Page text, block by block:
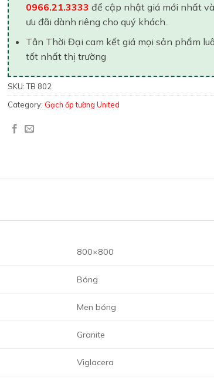
0966.21.3333 để cập nhật giá mới nhất
ưu đãi dành riêng cho quý khách..
Tân Thời Đại cam kết giá mọi sản phẩm
tốt nhất thị trường
SKU:TB 802
Category: Gạch ốp tường United
800×800
Bóng
Men bóng
Granite
Viglacera